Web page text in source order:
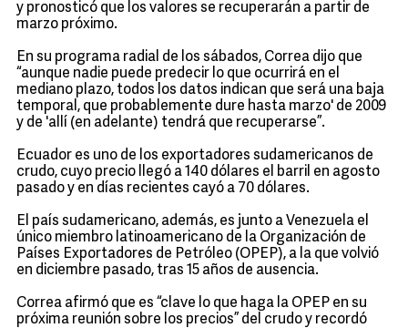
y pronosticó que los valores se recuperarán a partir de
marzo próximo.
En su programa radial de los sábados, Correa dijo que
“aunque nadie puede predecir lo que ocurrirá en el
mediano plazo, todos los datos indican que será una baja
temporal, que probablemente dure hasta marzo' de 2009
y de 'allí (en adelante) tendrá que recuperarse”.
Ecuador es uno de los exportadores sudamericanos de
crudo, cuyo precio llegó a 140 dólares el barril en agosto
pasado y en días recientes cayó a 70 dólares.
El país sudamericano, además, es junto a Venezuela el
único miembro latinoamericano de la Organización de
Países Exportadores de Petróleo (OPEP), a la que volvió
en diciembre pasado, tras 15 años de ausencia.
Correa afirmó que es “clave lo que haga la OPEP en su
próxima reunión sobre los precios” del crudo y recordó